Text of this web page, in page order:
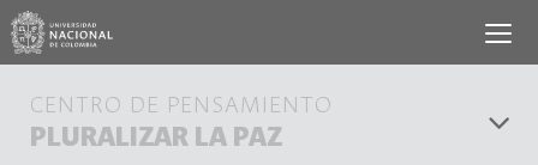
CENTRO DE PENSAMIENTO
PLURALIZAR LA PAZ